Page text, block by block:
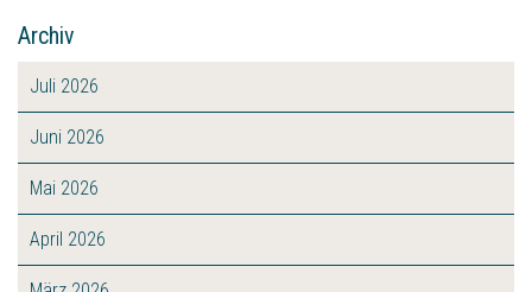
Archiv
Juli 2026
Juni 2026
Mai 2026
April 2026